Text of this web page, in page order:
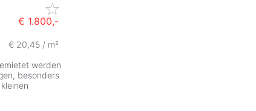
€ 1.800,-
€ 20,45 / m²
werden
besonders